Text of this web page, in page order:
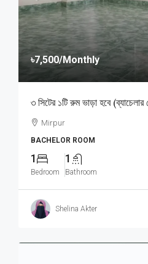
৳7,500/Monthly
৩ সিটের ১টি রুম ভাড়া হবে
Mirpur
BACHELOR ROOM
1
Bedroom
1
Bathroom
Shelina Akter